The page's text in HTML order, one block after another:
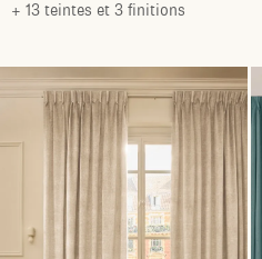
+ 13 teintes et 3 finitions